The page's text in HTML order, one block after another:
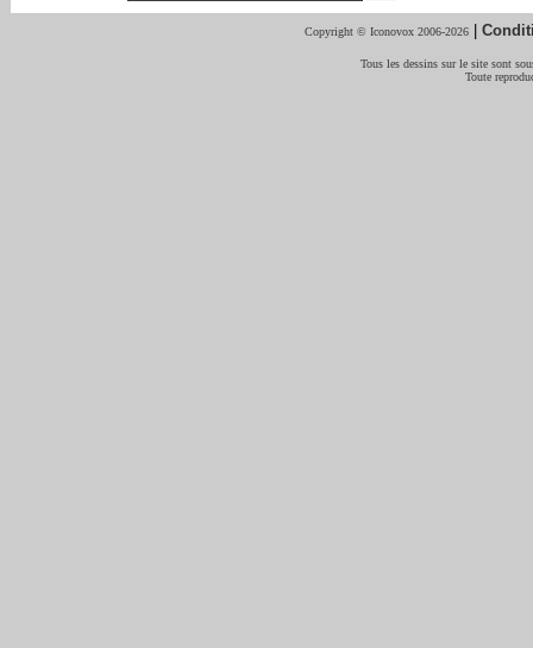
Copyright © Iconovox 2006-2026 |
Tous les dessins sur le site sont
Toute